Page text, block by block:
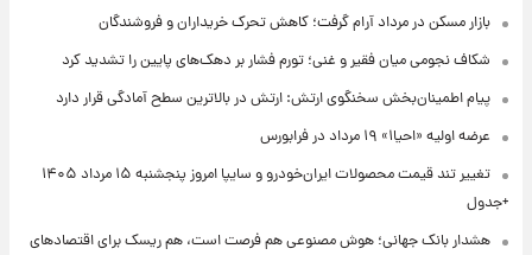
بازار مسکن در مرداد آرام گرفت؛ کاهش تحرک خریداران و فروشندگان
شکاف نجومی میان فقیر و غنی؛ تورم فشار بر دهک‌های پایین را تشدید کرد
پیام اطمینان‌بخش سخنگوی ارتش: ارتش در بالاترین سطح آمادگی قرار دارد
عرضه اولیه «احیا۱» ۱۹ مرداد در فرابورس
تغییر تند قیمت محصولات ایران‌خودرو و سایپا امروز پنجشنبه ۱۵ مرداد ۱۴۰۵
+جدول
هشدار بانک جهانی؛ هوش مصنوعی هم فرصت است، هم ریسک برای اقتصادهای